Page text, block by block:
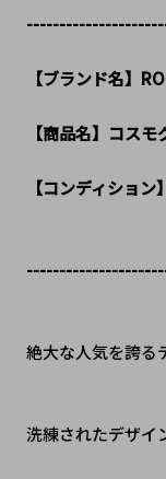
【ブランド名】
【商品名】コス
【コンディション
絶大な人気を誇る
洗練されたデザイ